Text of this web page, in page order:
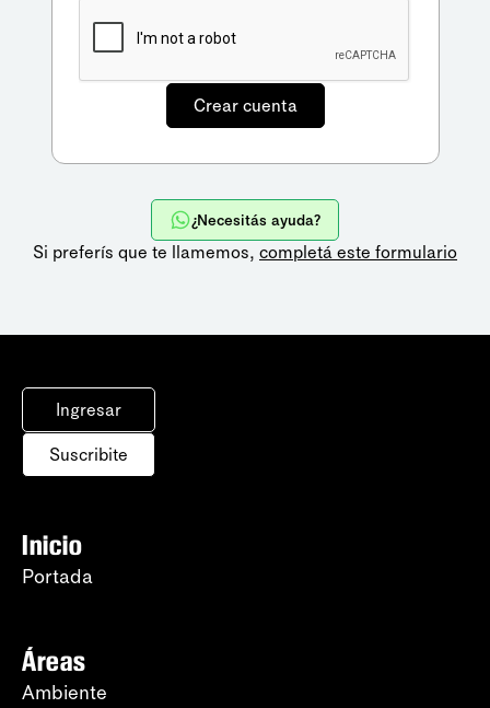
¿Necesitás ayuda?
Si preferís que te llamemos, completá este formulario
Ingresar
Suscribite
Inicio
Portada
Áreas
Ambiente